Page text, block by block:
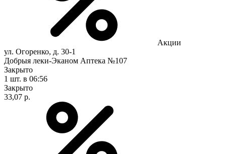
Акции
ул. Огоренко, д. 30-1
Добрыя леки-Эканом Аптека №107
Закрыто
1 шт. в 06:56
Закрыто
33,07 р.